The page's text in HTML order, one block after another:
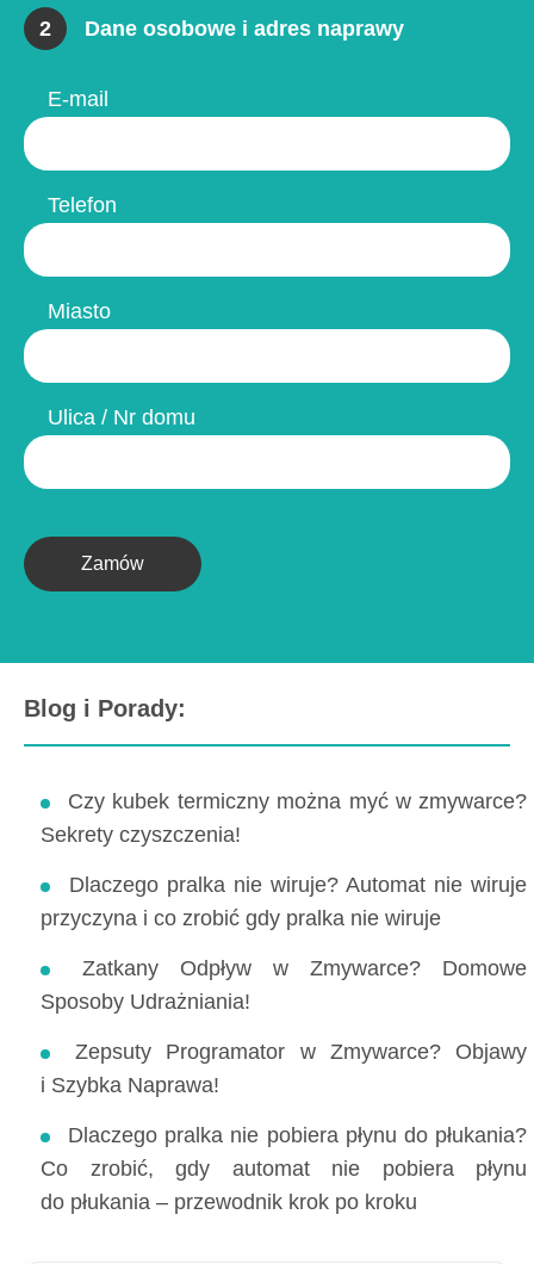
2 Dane osobowe i adres naprawy
E-mail
Telefon
Miasto
Ulica / Nr domu
Zamów
Blog i Porady:
Czy kubek termiczny można myć w zmywarce?
Sekrety czyszczenia!
Dlaczego pralka nie wiruje? Automat nie wiruje
przyczyna i co zrobić gdy pralka nie wiruje
Zatkany Odpływ w Zmywarce? Domowe
Sposoby Udrażniania!
Zepsuty Programator w Zmywarce? Objawy
i Szybka Naprawa!
Dlaczego pralka nie pobiera płynu do płukania?
Co zrobić, gdy automat nie pobiera płynu
do płukania – przewodnik krok po kroku